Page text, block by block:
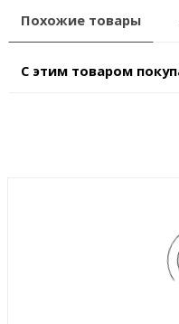
Похожие товары
С этим товаром